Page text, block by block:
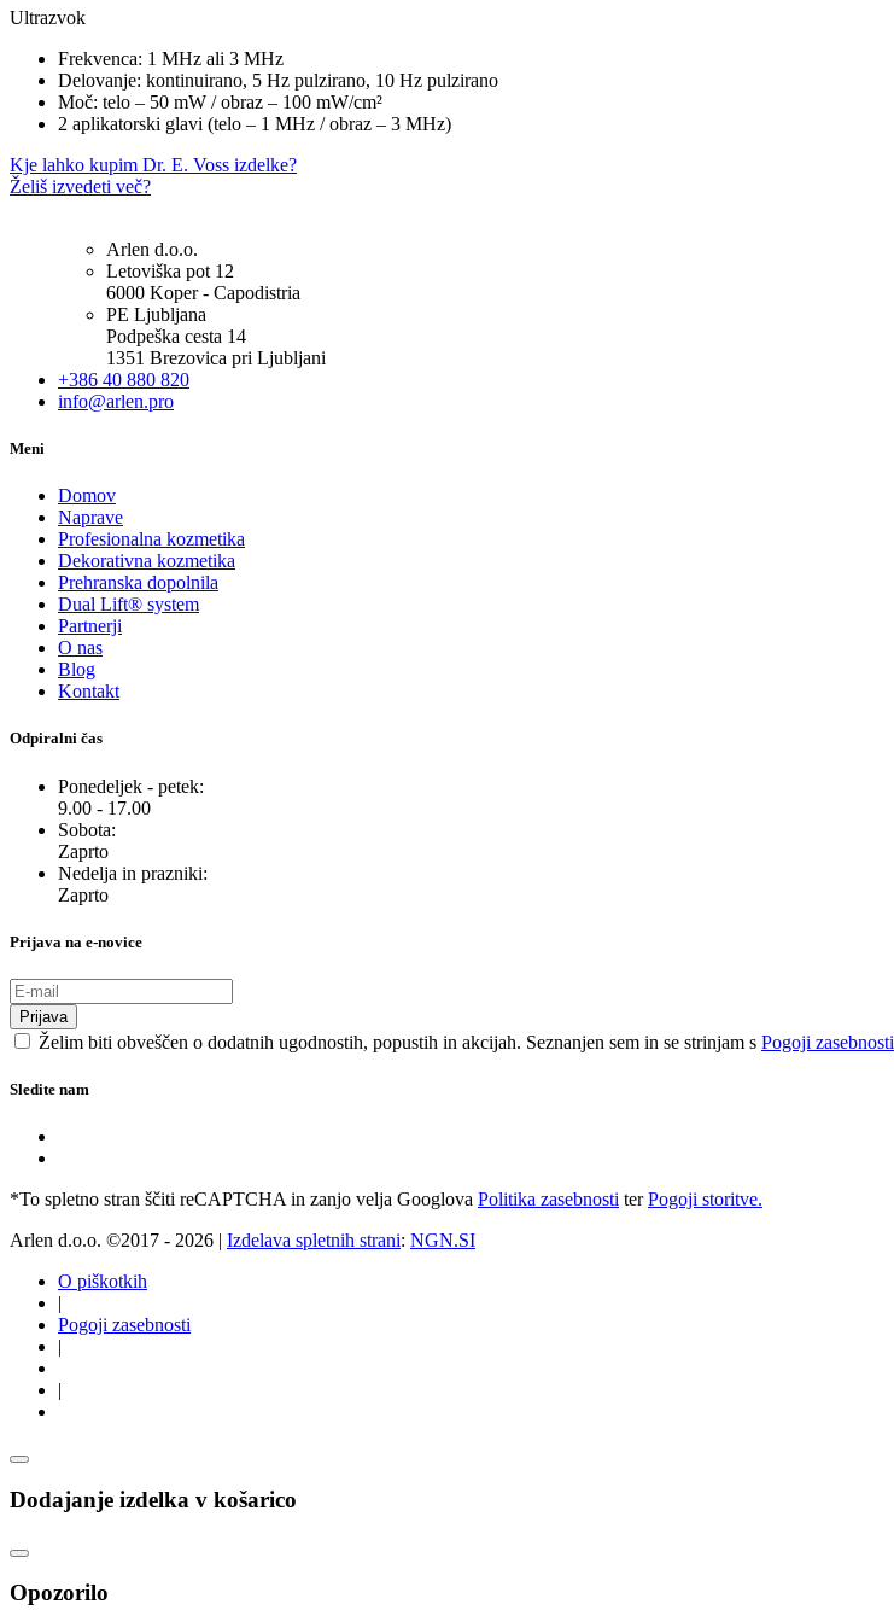
Ultrazvok
Frekvenca: 1 MHz ali 3 MHz
Delovanje: kontinuirano, 5 Hz pulzirano, 10 Hz pulzirano
Moč: telo – 50 mW / obraz – 100 mW/cm²
2 aplikatorski glavi (telo – 1 MHz / obraz – 3 MHz)
Kje lahko kupim Dr. E. Voss izdelke?
Želiš izvedeti več?
Arlen d.o.o.
Letoviška pot 12
6000 Koper - Capodistria
PE Ljubljana
Podpeška cesta 14
1351 Brezovica pri Ljubljani
+386 40 880 820
info@arlen.pro
Meni
Domov
Naprave
Profesionalna kozmetika
Dekorativna kozmetika
Prehranska dopolnila
Dual Lift® system
Partnerji
O nas
Blog
Kontakt
Odpiralni čas
Ponedeljek - petek:
9.00 - 17.00
Sobota:
Zaprto
Nedelja in prazniki:
Zaprto
Prijava na e-novice
Prijava
Želim biti obveščen o dodatnih ugodnostih, popustih in akcijah. Seznanjen sem in se strinjam s Pogoji zasebnosti
Sledite nam
*To spletno stran ščiti reCAPTCHA in zanjo velja Googlova Politika zasebnosti terPogoji storitve.
Arlen d.o.o. ©2017 - 2026 | Izdelava spletnih strani: NGN.SI
O piškotkih
|
Pogoji zasebnosti
|
|
Dodajanje izdelka v košarico
Opozorilo